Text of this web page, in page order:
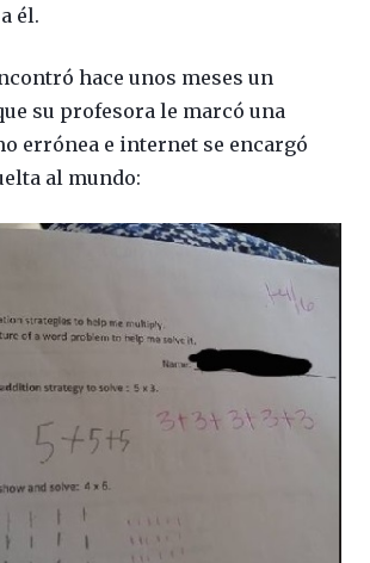
él.
hace unos meses un
su profesora le marcó una
errónea e internet se encargó
al mundo: